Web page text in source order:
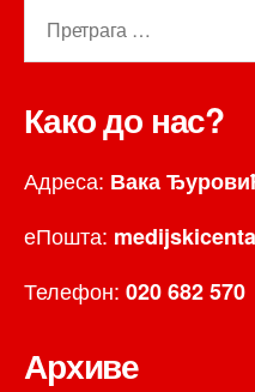
Како до нас?
Адреса: Вака
еПошта:
Телефон: 020 682 570
Архиве